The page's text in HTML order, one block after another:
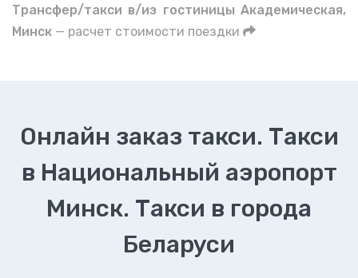
Трансфер/такси в/из гостиницы Академическая,
Минск — расчет стоимости поездки
Онлайн заказ такси. Такси
в Национальный аэропорт
Минск. Такси в города
Беларуси